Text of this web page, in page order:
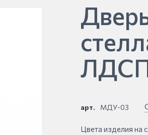
арт. МДУ-03
Цвета изделия на